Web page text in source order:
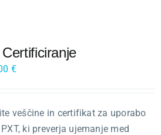
€
veščine in certifikat za uporabo
ki preverja ujemanje med